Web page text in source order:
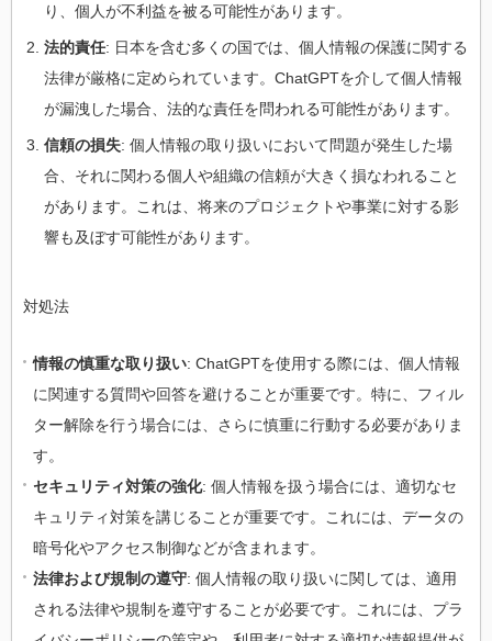
り、個人が不利益を被る可能性があります。
法的責任: 日本を含む多くの国では、個人情報の保護に関する
法律が厳格に定められています。ChatGPTを介して個人情報
が漏洩した場合、法的な責任を問われる可能性があります。
信頼の損失: 個人情報の取り扱いにおいて問題が発生した場
合、それに関わる個人や組織の信頼が大きく損なわれること
があります。これは、将来のプロジェクトや事業に対する影
響も及ぼす可能性があります。
対処法
情報の慎重な取り扱い: ChatGPTを使用する際には、個人情報
に関連する質問や回答を避けることが重要です。特に、フィル
ター解除を行う場合には、さらに慎重に行動する必要がありま
す。
セキュリティ対策の強化: 個人情報を扱う場合には、適切なセ
キュリティ対策を講じることが重要です。これには、データの
暗号化やアクセス制御などが含まれます。
法律および規制の遵守: 個人情報の取り扱いに関しては、適用
される法律や規制を遵守することが必要です。これには、プラ